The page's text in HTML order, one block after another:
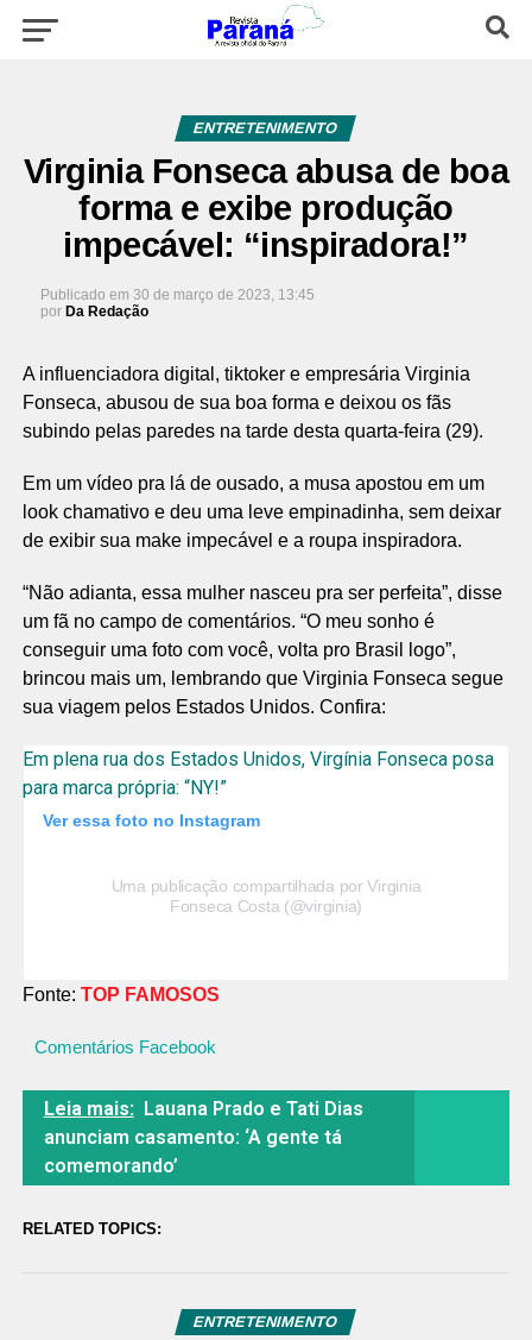
ENTRETENIMENTO
Virginia Fonseca abusa de boa
forma e exibe produção
impecável: “inspiradora!”
Publicado em 30 de março de 2023, 13:45
por Da Redação
A influenciadora digital, tiktoker e empresária Virginia
Fonseca, abusou de sua boa forma e deixou os fãs
subindo pelas paredes na tarde desta quarta-feira (29).
Em um vídeo pra lá de ousado, a musa apostou em um
look chamativo e deu uma leve empinadinha, sem deixar
de exibir sua make impecável e a roupa inspiradora.
“Não adianta, essa mulher nasceu pra ser perfeita”, disse
um fã no campo de comentários. “O meu sonho é
conseguir uma foto com você, volta pro Brasil logo”,
brincou mais um, lembrando que Virginia Fonseca segue
sua viagem pelos Estados Unidos. Confira:
Em plena rua dos Estados Unidos, Virgínia Fonseca posa
para marca própria: “NY!”
Ver essa foto no Instagram
Uma publicação compartilhada por Virginia
Fonseca Costa (@virginia)
Fonte: TOP FAMOSOS
Comentários Facebook
Leia mais: Lauana Prado e Tati Dias
anunciam casamento: ‘A gente tá
comemorando’
RELATED TOPICS:
ENTRETENIMENTO